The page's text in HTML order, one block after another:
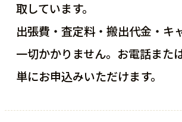
取しています。
出張費・査定料・搬出代金・キ
一切かかりません。お電話また
単にお申込みいただけます。